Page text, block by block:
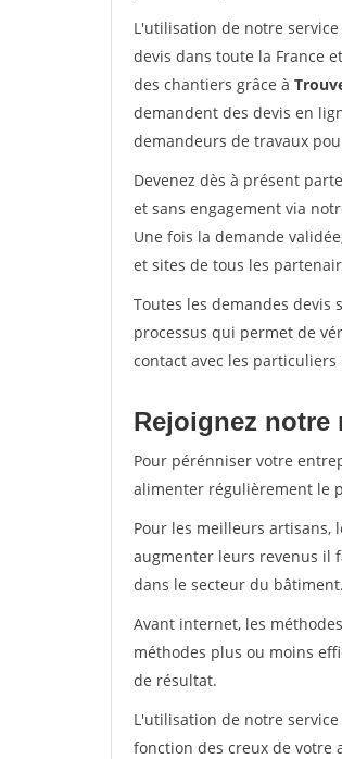
L'utilisation de notre
devis dans toute la France
des chantiers grâce à
demandent des devis en
demandeurs de travaux
Devenez dès à présent
et sans engagement via
Une fois la demande
et sites de tous les
Toutes les demandes devis
processus qui permet de
contact avec les
Rejoignez notre
Pour pérénniser votre
alimenter régulièrement le
Pour les meilleurs
augmenter leurs revenus il
dans le secteur du bâtiment.
Avant internet, les
méthodes plus ou moins
de résultat.
L'utilisation de notre
fonction des creux de votre